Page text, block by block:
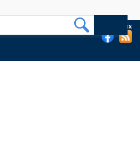
de l'EHESP sur les réseaux sociaux